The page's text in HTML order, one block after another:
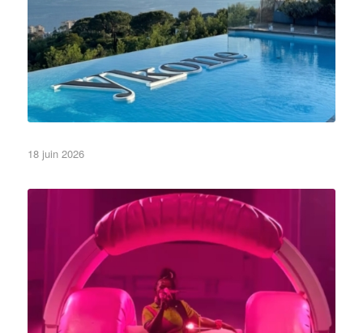
18 juin 2026
Bref, on a fait le casque de Théodora.